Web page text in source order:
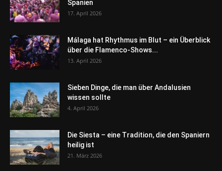
Spanien
17. April 2026
Málaga hat Rhythmus im Blut – ein Überblick
über die Flamenco-Shows...
13. April 2026
Sieben Dinge, die man über Andalusien
wissen sollte
4. April 2026
Die Siesta – eine Tradition, die den Spaniern
heilig ist
21. März 2026